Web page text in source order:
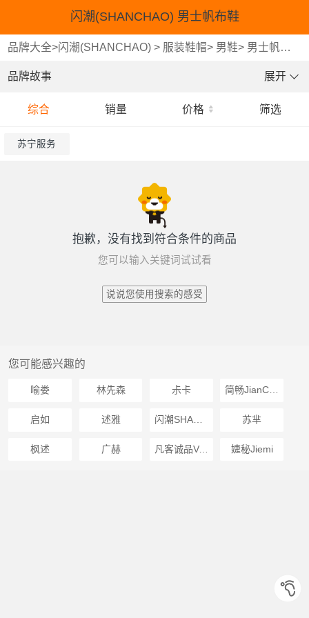
闪潮(SHANCHAO) 男士帆布鞋
品牌大全>闪潮(SHANCHAO) > 服装鞋帽> 男鞋> 男士帆布鞋
品牌故事 展开
综合 销量 价格 筛选
苏宁服务
抱歉，没有找到符合条件的商品
您可以输入关键词试试看
说说您使用搜索的感受
您可能感兴趣的
喻娄 林先森 尗卡
启如 述雅 闪潮SHANCHAO 苏芈
枫述 广赫 凡客诚品VANCL 婕秘Jiemi